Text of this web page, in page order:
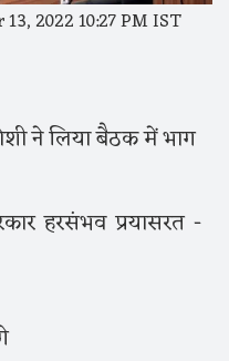
2022 10:27 PM IST
ने लिया बैठक में भाग
हरसंभव प्रयासरत -